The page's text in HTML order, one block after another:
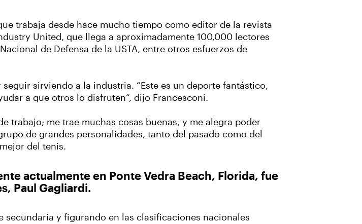
trabaja desde hace mucho tiempo como editor de la revista
United, que llega a aproximadamente 100,000 lectores
de Defensa de la USTA, entre otros esfuerzos de
sirviendo a la industria. “Este es un deporte fantástico,
a que otros lo disfruten”, dijo Francesconi.
trabajo; me trae muchas cosas buenas, y me alegra poder
de grandes personalidades, tanto del pasado como del
del tenis.
actualmente en Ponte Vedra Beach, Florida, fue
Paul Gagliardi.
secundaria y figurando en las clasificaciones nacionales